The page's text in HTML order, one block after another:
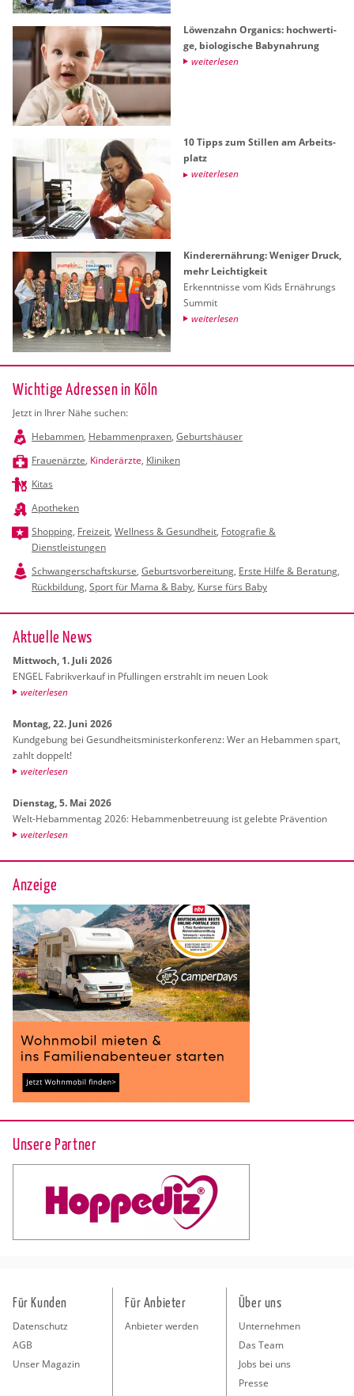
Lö­wen­zahn Or­ga­nics: hoch­wer­ti­
ge, bio­lo­gi­sche Ba­by­nah­rung
wei­ter­le­sen
10 Tipps zum Stil­len am Ar­beits­
platz
wei­ter­le­sen
Kin­der­er­näh­rung: We­ni­ger Druck,
mehr Leich­tig­keit
Er­kennt­nis­se vom Kids Er­näh­rungs
Sum­mit
wei­ter­le­sen
Wichtige Adressen in Köln
Jetzt in Ihrer Nähe suchen:
Hebammen, Hebammenpraxen, Geburtshäuser
Frauenärzte, Kinderärzte, Kliniken
Kitas
Apotheken
Shopping, Freizeit, Wellness & Gesundheit, Fotografie &
Dienstleistungen
Schwangerschaftskurse, Geburtsvorbereitung, Erste Hilfe & Beratung,
Rückbildung, Sport für Mama & Baby, Kurse fürs Baby
Ak­tu­el­le News
Mitt­woch, 1. Juli 2026
ENGEL Fa­brik­ver­kauf in Pful­lin­gen er­strahlt im neuen Look
wei­ter­le­sen
Mon­tag, 22. Juni 2026
Kund­ge­bung bei Ge­sund­heits­mi­nis­ter­kon­fe­renz: Wer an Heb­am­men spart,
zahlt dop­pelt!
wei­ter­le­sen
Diens­tag, 5. Mai 2026
Welt-Heb­am­men­tag 2026: Heb­am­men­be­treu­ung ist ge­leb­te Prä­ven­ti­on
wei­ter­le­sen
Anzeige
Unsere Partner
Für Kunden
Datenschutz
AGB
Unser Magazin
Für Anbieter
Anbieter werden
Über uns
Unternehmen
Das Team
Jobs bei uns
Presse